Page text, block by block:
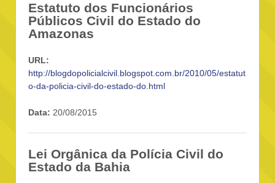
Estatuto dos Funcionários
Públicos Civil do Estado do
Amazonas
URL:
http://blogdopolicialcivil.blogspot.com.br/2010/05/estatut
o-da-policia-civil-do-estado-do.html
Data: 20/08/2015
Lei Orgânica da Polícia Civil do
Estado da Bahia